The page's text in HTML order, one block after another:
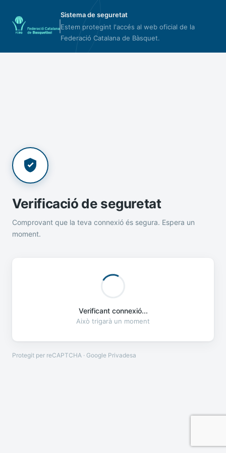
Sistema de seguretat
Estem protegint l'accés al web oficial de la
Federació Catalana de Bàsquet.
Verificació de seguretat
Comprovant que la teva connexió és segura. Espera un
moment.
Verificant connexió...
Això trigarà un moment
Protegit per reCAPTCHA · Google Privadesa